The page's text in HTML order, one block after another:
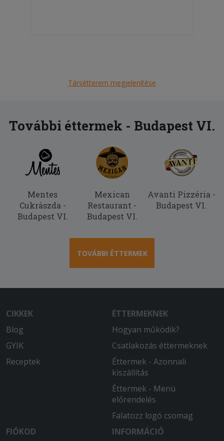
Társétterem megjelenítése
További éttermek - Budapest VI.
Mentes
Cukrászda -
Budapest VI.
Mexican
Restaurant -
Budapest VI.
Avanti Pizzéria -
Budapest VI.
TOVÁBBI ÉTTERMEK
CIKKEK
Blog
GYIK
Receptek
ÉTTERMEKNEK
Hogyan működik?
Csatlakozás éttermeknek
Éttermek - Azonnali
kiszállítás
Éttermek - Menü
előrendelés
Falatozz logó csomag
FIÓKOD
INFORMÁCIÓ